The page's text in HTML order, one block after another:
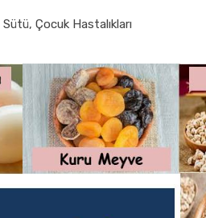
Sütü, Çocuk Hastalıkları